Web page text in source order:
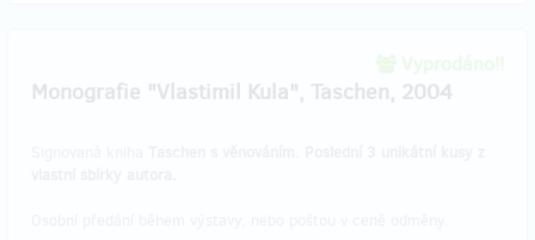
Monografie "Vlastimil Kula", Taschen, 2004